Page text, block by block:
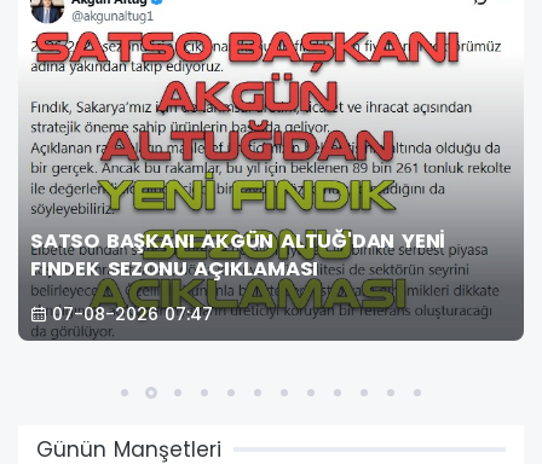
SATSO BAŞKANI AKGÜN ALTUĞ'DAN YENİ
FINDEK SEZONU AÇIKLAMASI
07-08-2026 07:47
Günün Manşetleri